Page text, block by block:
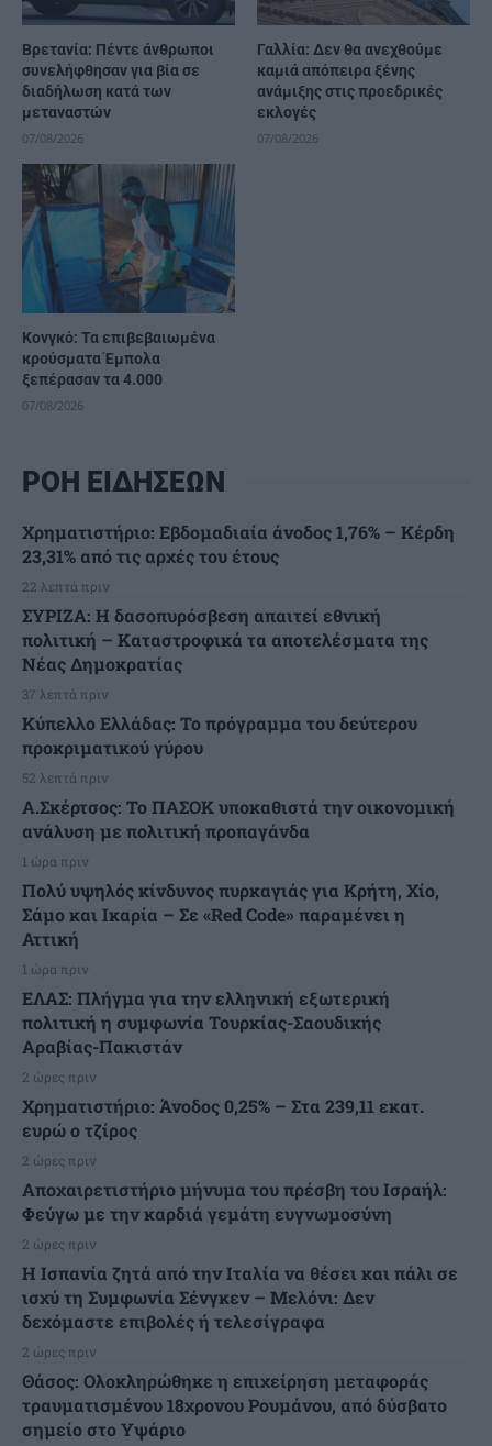
Βρετανία: Πέντε άνθρωποι
συνελήφθησαν για βία σε
διαδήλωση κατά των
μεταναστών
07/08/2026
Γαλλία: Δεν θα ανεχθούμε
καμιά απόπειρα ξένης
ανάμιξης στις προεδρικές
εκλογές
07/08/2026
Κονγκό: Τα επιβεβαιωμένα
κρούσματα Έμπολα
ξεπέρασαν τα 4.000
07/08/2026
ΡΟΗ ΕΙΔΗΣΕΩΝ
Χρηματιστήριο: Εβδομαδιαία άνοδος 1,76% – Κέρδη
23,31% από τις αρχές του έτους
22 λεπτά πριν
ΣΥΡΙΖΑ: Η δασοπυρόσβεση απαιτεί εθνική
πολιτική – Καταστροφικά τα αποτελέσματα της
Νέας Δημοκρατίας
37 λεπτά πριν
Κύπελλο Ελλάδας: Το πρόγραμμα του δεύτερου
προκριματικού γύρου
52 λεπτά πριν
Α.Σκέρτσος: Το ΠΑΣΟΚ υποκαθιστά την οικονομική
ανάλυση με πολιτική προπαγάνδα
1 ώρα πριν
Πολύ υψηλός κίνδυνος πυρκαγιάς για Κρήτη, Χίο,
Σάμο και Ικαρία – Σε «Red Code» παραμένει η
Αττική
1 ώρα πριν
ΕΛΑΣ: Πλήγμα για την ελληνική εξωτερική
πολιτική η συμφωνία Τουρκίας-Σαουδικής
Αραβίας-Πακιστάν
2 ώρες πριν
Χρηματιστήριο: Άνοδος 0,25% – Στα 239,11 εκατ.
ευρώ ο τζίρος
2 ώρες πριν
Αποχαιρετιστήριο μήνυμα του πρέσβη του Ισραήλ:
Φεύγω με την καρδιά γεμάτη ευγνωμοσύνη
2 ώρες πριν
H Ισπανία ζητά από την Ιταλία να θέσει και πάλι σε
ισχύ τη Συμφωνία Σένγκεν – Μελόνι: Δεν
δεχόμαστε επιβολές ή τελεσίγραφα
2 ώρες πριν
Θάσος: Ολοκληρώθηκε η επιχείρηση μεταφοράς
τραυματισμένου 18χρονου Ρουμάνου, από δύσβατο
σημείο στο Υψάριο